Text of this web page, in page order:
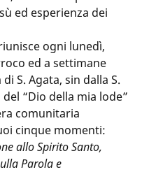
ed esperienza dei
ogni lunedì,
ed a settimane
S. Agata, sin dalla S.
“Dio della mia lode”
comunitaria
cinque momenti:
allo Spirito Santo,
Parola e